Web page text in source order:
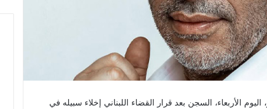
الأربعاء، السجن بعد قرار القضاء اللبناني إخلاء سبيله في